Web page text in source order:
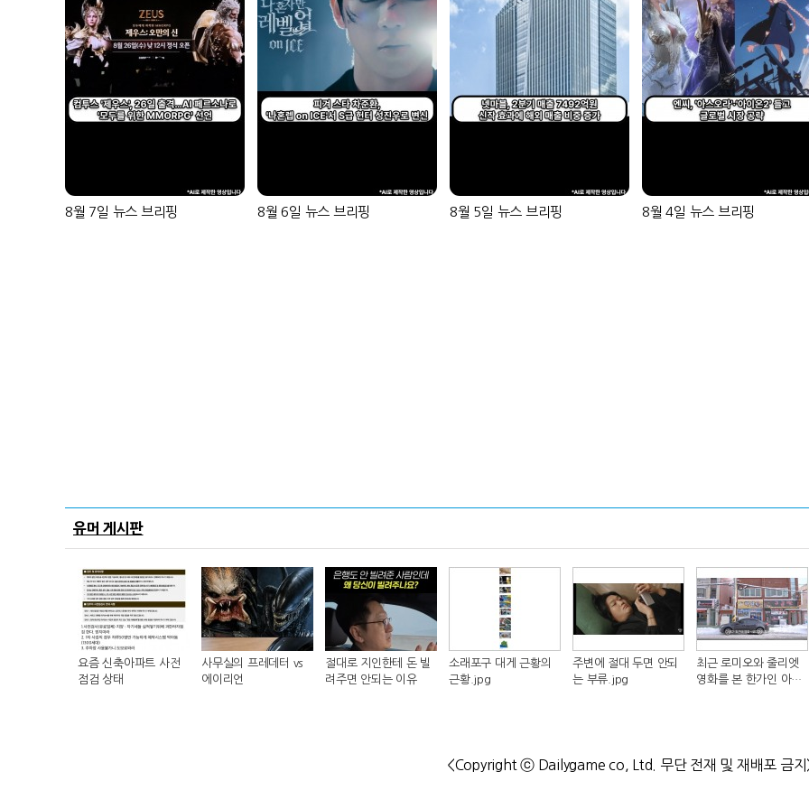
8월 7일 뉴스 브리핑 8월 6일 뉴스 브리핑 8월 5일 뉴스 브리핑 8월 4일 뉴스 브리핑
유머 게시판
요즘 신축아파트 사전
점검 상태
사무실의 프레데터 vs
에이리언
절대로 지인한테 돈 빌
려주면 안되는 이유
소래포구 대게 근황의
근황.jpg
주변에 절대 두면 안되
는 부류.jpg
최근 로미오와 줄리엣
영화를 본 한가인 아들
<Copyright ⓒ Dailygame co, Ltd. 무단 전재 및 재배포 금지